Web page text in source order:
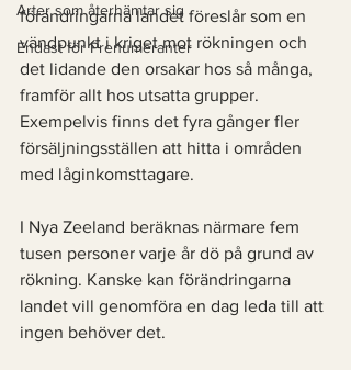
Arter som återhämtar sig
Endast för Prenumeranter
förändringarna landet föreslår som en
vändpunkt i kriget mot rökningen och
det lidande den orsakar hos så många,
framför allt hos utsatta grupper.
Exempelvis finns det fyra gånger fler
försäljningsställen att hitta i områden
med låginkomsttagare.
I Nya Zeeland beräknas närmare fem
tusen personer varje år dö på grund av
rökning. Kanske kan förändringarna
landet vill genomföra en dag leda till att
ingen behöver det.